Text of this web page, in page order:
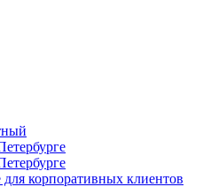
корпоративных клиентов